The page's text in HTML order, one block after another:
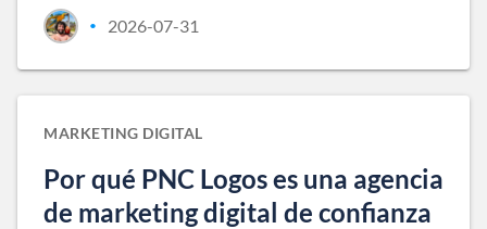
• 2026-07-31
MARKETING DIGITAL
Por qué PNC Logos es una agencia
de marketing digital de confianza